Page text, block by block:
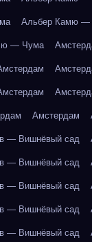
Альбер Камю —
— Чума
Амстердам
— Вишнёвый сад
— Вишнёвый сад
— Вишнёвый сад
— Вишнёвый сад
— Вишнёвый сад